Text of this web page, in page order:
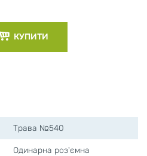
КУПИТИ
Трава №540
Одинарна роз'ємна